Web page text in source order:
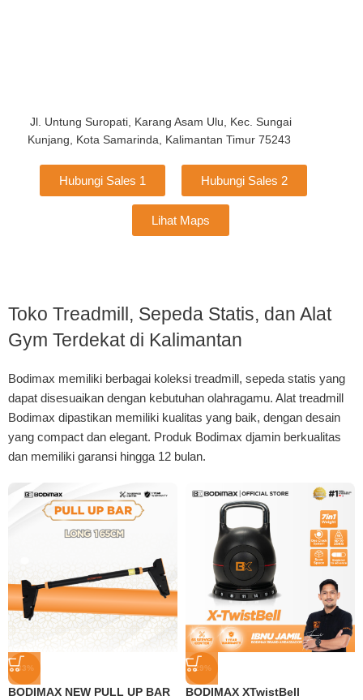
Jl. Untung Suropati, Karang Asam Ulu, Kec. Sungai
Kunjang, Kota Samarinda, Kalimantan Timur 75243
Hubungi Sales 1 Hubungi Sales 2
Lihat Maps
Toko Treadmill, Sepeda Statis, dan Alat
Gym Terdekat di Kalimantan
Bodimax memiliki berbagai koleksi treadmill, sepeda statis yang
dapat disesuaikan dengan kebutuhan olahragamu. Alat treadmill
Bodimax dipastikan memiliki kualitas yang baik, dengan desain
yang compact dan elegant. Produk Bodimax djamin berkualitas
dan memiliki garansi hingga 12 bulan.
-33%
BODIMAX NEW PULL UP BAR
-29%
BODIMAX XTwistBell